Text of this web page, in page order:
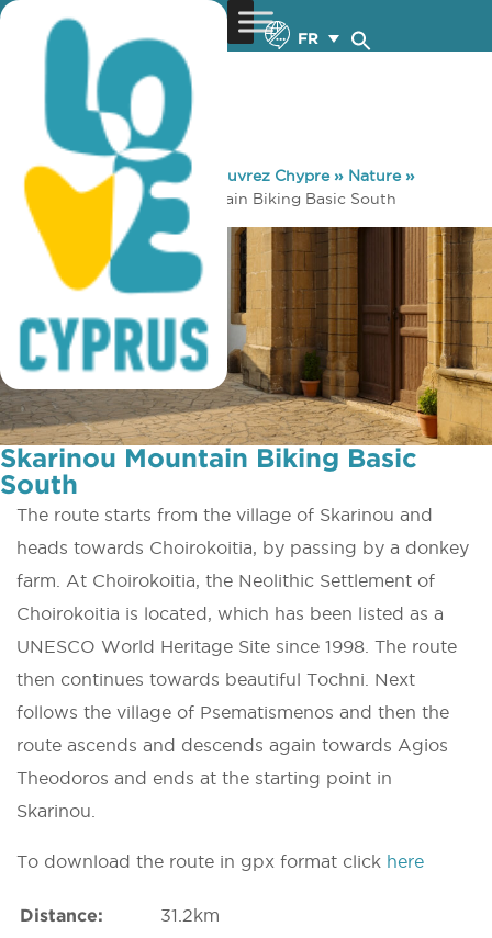
FR
You are here: Home »Découvrez Chypre» Nature»
Cyclisme» Skarinou Mountain Biking Basic South
Skarinou Mountain Biking Basic
South
The route starts from the village of Skarinou and
heads towards Choirokoitia, by passing by a donkey
farm. At Choirokoitia, the Neolithic Settlement of
Choirokoitia is located, which has been listed as a
UNESCO World Heritage Site since 1998. The route
then continues towards beautiful Tochni. Next
follows the village of Psematismenos and then the
route ascends and descends again towards Agios
Theodoros and ends at the starting point in
Skarinou.
To download the route in gpx format click here
Distance:
31.2km